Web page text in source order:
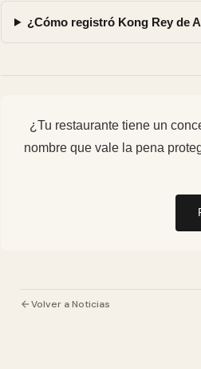
¿Cómo registró Kong Rey de
¿Tu restaurante tiene un
nombre que vale la pena
Volver a Noticias